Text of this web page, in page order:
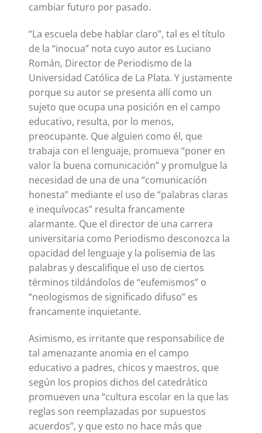
cambiar futuro por pasado.
“La escuela debe hablar claro”, tal es el título
de la “inocua” nota cuyo autor es Luciano
Román, Director de Periodismo de la
Universidad Católica de La Plata. Y justamente
porque su autor se presenta allí como un
sujeto que ocupa una posición en el campo
educativo, resulta, por lo menos,
preocupante. Que alguien como él, que
trabaja con el lenguaje, promueva “poner en
valor la buena comunicación” y promulgue la
necesidad de una de una “comunicación
honesta” mediante el uso de “palabras claras
e inequívocas” resulta francamente
alarmante. Que el director de una carrera
universitaria como Periodismo desconozca la
opacidad del lenguaje y la polisemia de las
palabras y descalifique el uso de ciertos
términos tildándolos de “eufemismos” o
“neologismos de significado difuso” es
francamente inquietante.
Asimismo, es irritante que responsabilice de
tal amenazante anomia en el campo
educativo a padres, chicos y maestros, que
según los propios dichos del catedrático
promueven una “cultura escolar en la que las
reglas son reemplazadas por supuestos
acuerdos”, y que esto no hace más que